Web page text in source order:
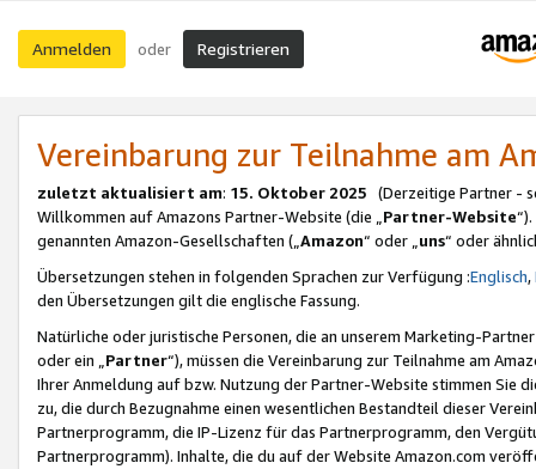
Anmelden oder Registrieren
Vereinbarung zur Teilnahme am
zuletzt aktualisiert am: 15. Oktober 2025 (Derzeitige Partner -
Willkommen auf Amazons Partner-Website (die „Partner-Website
genannten Amazon-Gesellschaften („Amazon“ oder „uns“ oder
Übersetzungen stehen in folgenden Sprachen zur Verfügung :Englisch,
den Übersetzungen gilt die englische Fassung.
Natürliche oder juristische Personen, die an unserem Marketing-
oder ein „Partner“), müssen die Vereinbarung zur Teilnahme am
Ihrer Anmeldung auf bzw. Nutzung der Partner-Website stimmen Sie
zu, die durch Bezugnahme einen wesentlichen Bestandteil dieser
Partnerprogramm, die IP-Lizenz für das Partnerprogramm, den
Partnerprogramm). Inhalte, die du auf der Website Amazon.com